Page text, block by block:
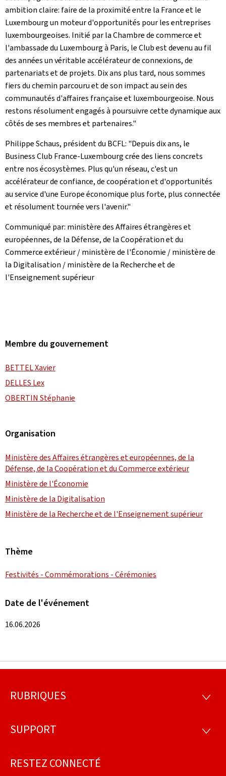
ambition claire: faire de la proximité entre la France et le
Luxembourg un moteur d'opportunités pour les entreprises
luxembourgeoises. Initié par la Chambre de commerce et
l'ambassade du Luxembourg à Paris, le Club est devenu au fil
des années un véritable accélérateur de connexions, de
partenariats et de projets. Dix ans plus tard, nous sommes
fiers du chemin parcouru et de son impact au sein des
communautés d'affaires française et luxembourgeoise. Nous
restons résolument engagés à poursuivre cette dynamique aux
côtés de ses membres et partenaires."
Philippe Schaus, président du BCFL: "Depuis dix ans, le
Business Club France-Luxembourg crée des liens concrets
entre nos écosystèmes. Plus qu'un réseau, c'est un
accélérateur de confiance, de coopération et d'opportunités
au service d'une Europe économique plus forte, plus connectée
et résolument tournée vers l'avenir."
Communiqué par: ministère des Affaires étrangères et
européennes, de la Défense, de la Coopération et du
Commerce extérieur / ministère de l'Économie / ministère de
la Digitalisation / ministère de la Recherche et de
l'Enseignement supérieur
Membre du gouvernement
BETTEL Xavier
DELLES Lex
OBERTIN Stéphanie
Organisation
Ministère des Affaires étrangères et européennes, de la
Défense, de la Coopération et du Commerce extérieur
Ministère de l'Économie
Ministère de la Digitalisation
Ministère de la Recherche et de l'Enseignement supérieur
Thème
Festivités - Commémorations - Cérémonies
Date de l'événement
16.06.2026
Pied
page
RUBRIQUES
SUPPORT
RESTEZ CONNECTÉ